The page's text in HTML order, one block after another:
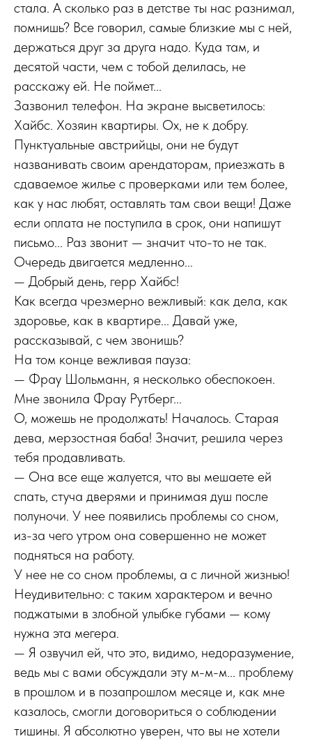
стала. А сколько раз в детстве ты нас разнимал,
помнишь? Все говорил, самые близкие мы с ней,
держаться друг за друга надо. Куда там, и
десятой части, чем с тобой делилась, не
расскажу ей. Не поймет...
Зазвонил телефон. На экране высветилось:
Хайбс. Хозяин квартиры. Ох, не к добру.
Пунктуальные австрийцы, они не будут
названивать своим арендаторам, приезжать в
сдаваемое жилье с проверками или тем более,
как у нас любят, оставлять там свои вещи! Даже
если оплата не поступила в срок, они напишут
письмо... Раз звонит — значит что-то не так.
Очередь двигается медленно...
— Добрый день, герр Хайбс!
Как всегда чрезмерно вежливый: как дела, как
здоровье, как в квартире... Давай уже,
рассказывай, с чем звонишь?
На том конце вежливая пауза:
— Фрау Шольманн, я несколько обеспокоен.
Мне звонила Фрау Рутберг...
О, можешь не продолжать! Началось. Старая
дева, мерзостная баба! Значит, решила через
тебя продавливать.
— Она все еще жалуется, что вы мешаете ей
спать, стуча дверями и принимая душ после
полуночи. У нее появились проблемы со сном,
из-за чего утром она совершенно не может
подняться на работу.
У нее не со сном проблемы, а с личной жизнью!
Неудивительно: с таким характером и вечно
поджатыми в злобной улыбке губами — кому
нужна эта мегера.
— Я озвучил ей, что это, видимо, недоразумение,
ведь мы с вами обсуждали эту м-м-м... проблему
в прошлом и в позапрошлом месяце и, как мне
казалось, смогли договориться о соблюдении
тишины. Я абсолютно уверен, что вы не хотели